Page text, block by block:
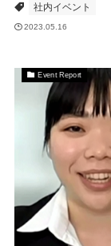
社内イベント
2023.05.16
Event Report